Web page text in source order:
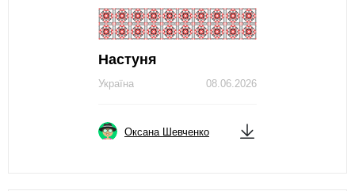
Настуня
08.06.2026
Україна
Оксана Шевченко